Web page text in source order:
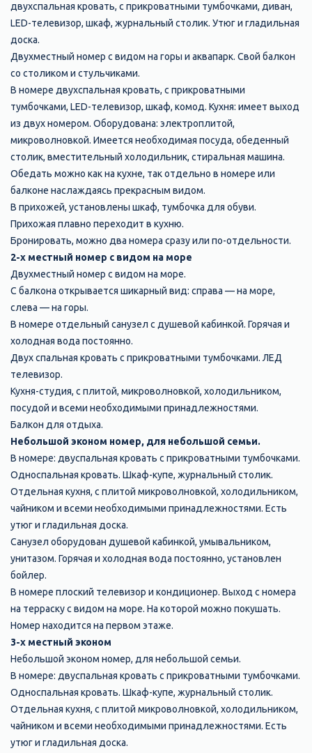
двухспальная кровать, с прикроватными тумбочками, диван,
LED-телевизор, шкаф, журнальный столик. Утюг и гладильная
доска.
Двухместный номер с видом на горы и аквапарк. Свой балкон
со столиком и стульчиками.
В номере двухспальная кровать, с прикроватными
тумбочками, LED-телевизор, шкаф, комод. Кухня: имеет выход
из двух номером. Оборудована: электроплитой,
микроволновкой. Имеется необходимая посуда, обеденный
столик, вместительный холодильник, стиральная машина.
Обедать можно как на кухне, так отдельно в номере или
балконе наслаждаясь прекрасным видом.
В прихожей, установлены шкаф, тумбочка для обуви.
Прихожая плавно переходит в кухню.
Бронировать, можно два номера сразу или по-отдельности.
2-х местный номер с видом на море
Двухместный номер с видом на море.
С балкона открывается шикарный вид: справа — на море,
слева — на горы.
В номере отдельный санузел с душевой кабинкой. Горячая и
холодная вода постоянно.
Двух спальная кровать с прикроватными тумбочками. ЛЕД
телевизор.
Кухня-студия, с плитой, микроволновкой, холодильником,
посудой и всеми необходимыми принадлежностями.
Балкон для отдыха.
Небольшой эконом номер, для небольшой семьи.
В номере: двуспальная кровать с прикроватными тумбочками.
Односпальная кровать. Шкаф-купе, журнальный столик.
Отдельная кухня, с плитой микроволновкой, холодильником,
чайником и всеми необходимыми принадлежностями. Есть
утюг и гладильная доска.
Санузел оборудован душевой кабинкой, умывальником,
унитазом. Горячая и холодная вода постоянно, установлен
бойлер.
В номере плоский телевизор и кондиционер. Выход с номера
на терраску с видом на море. На которой можно покушать.
Номер находится на первом этаже.
3-х местный эконом
Небольшой эконом номер, для небольшой семьи.
В номере: двуспальная кровать с прикроватными тумбочками.
Односпальная кровать. Шкаф-купе, журнальный столик.
Отдельная кухня, с плитой микроволновкой, холодильником,
чайником и всеми необходимыми принадлежностями. Есть
утюг и гладильная доска.